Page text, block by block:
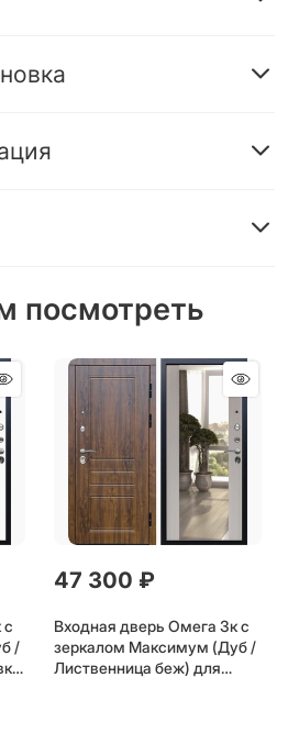
посмотреть
/
47 300 ₽
Входная дверь Омега 3к с
зеркалом Максимум (Дуб /
Лиственница беж) для